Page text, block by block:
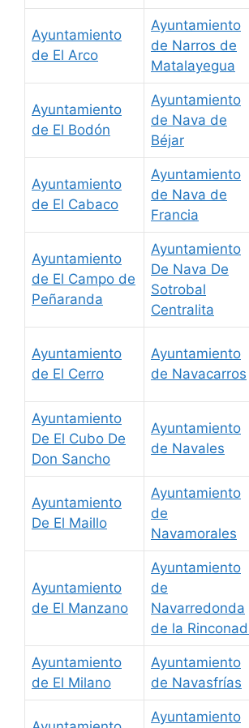
Ayuntamiento
de El Arco
Ayuntamiento
de Narros de
Matalayegua
Ayuntamiento
de El Bodón
Ayuntamiento
de Nava de
Béjar
Ayuntamiento
de El Cabaco
Ayuntamiento
de Nava de
Francia
Ayuntamiento
de El Campo de
Peñaranda
Ayuntamiento
De Nava De
Sotrobal
Centralita
Ayuntamiento
de El Cerro
Ayuntamiento
de Navacarros
Ayuntamiento
De El Cubo De
Don Sancho
Ayuntamiento
de Navales
Ayuntamiento
De El Maillo
Ayuntamiento
de
Navamorales
Ayuntamiento
de El Manzano
Ayuntamiento
de
Navarredonda
de la
Ayuntamiento
de El Milano
Ayuntamiento
de Navasfrías
Ayuntamiento